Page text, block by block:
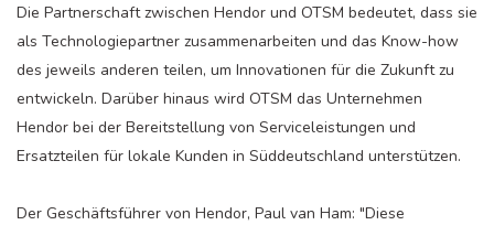
Die Partnerschaft zwischen Hendor und OTSM bedeutet, dass sie
als Technologiepartner zusammenarbeiten und das Know-how
des jeweils anderen teilen, um Innovationen für die Zukunft zu
entwickeln. Darüber hinaus wird OTSM das Unternehmen
Hendor bei der Bereitstellung von Serviceleistungen und
Ersatzteilen für lokale Kunden in Süddeutschland unterstützen.
Der Geschäftsführer von Hendor, Paul van Ham: "Diese